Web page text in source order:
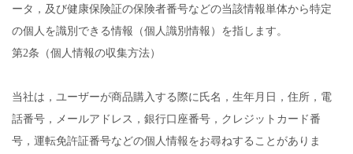
ータ，及び健康保険証の保険者番号などの当該情報単体から特定
の個人を識別できる情報（個人識別情報）を指します。
第2条（個人情報の収集方法）
当社は，ユーザーが商品購入する際に氏名，生年月日，住所，電
話番号，メールアドレス，銀行口座番号，クレジットカード番
号，運転免許証番号などの個人情報をお尋ねすることがありま